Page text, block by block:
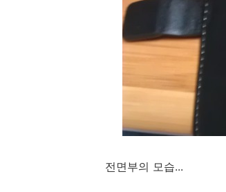
전면부의 모습...